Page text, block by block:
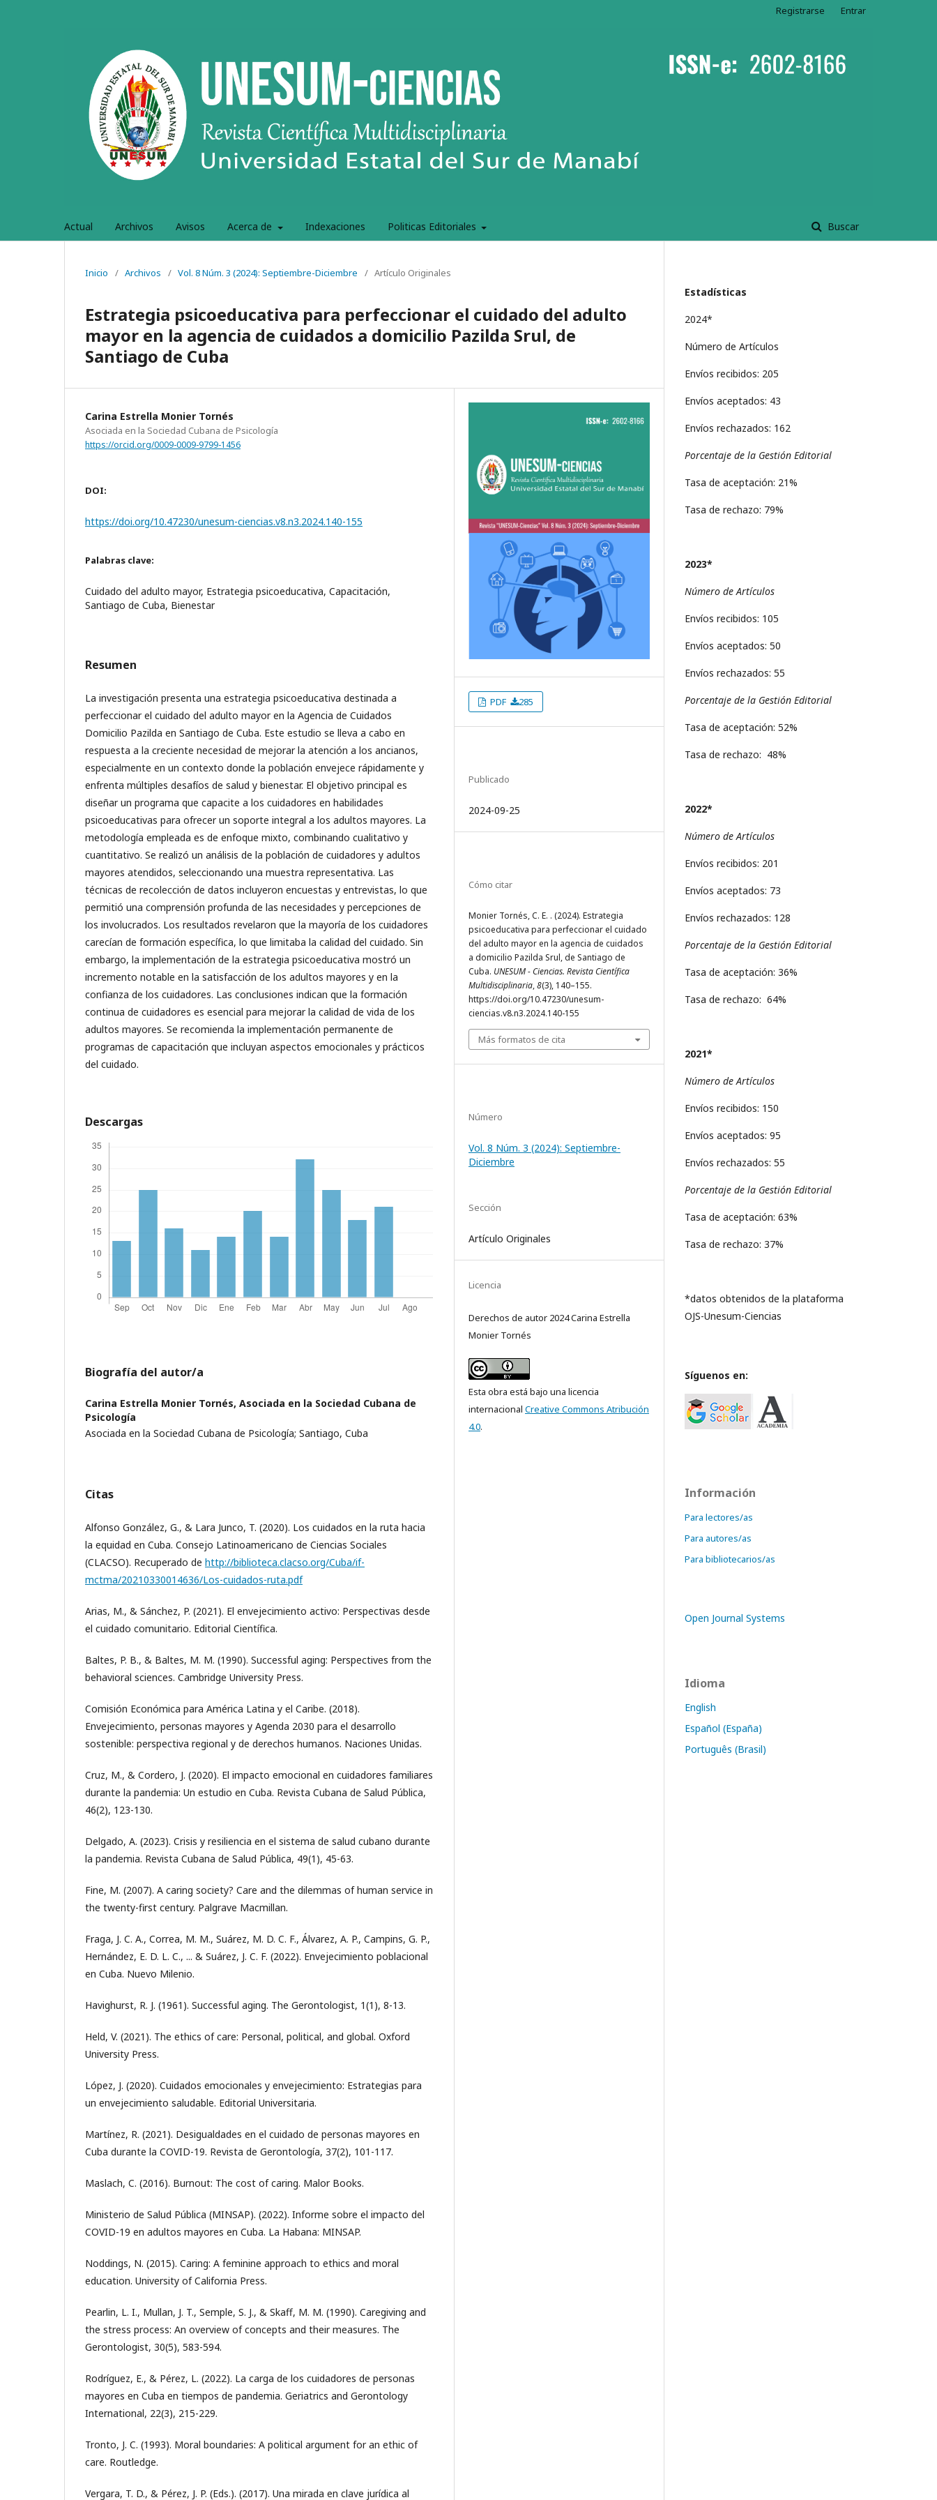
Actual Archivos Avisos Acerca de Indexaciones Politicas Editoriales Buscar
Registrarse Entrar
Inicio / Archivos / Vol. 8 Núm. 3 (2024): Septiembre-Diciembre / Artículo Originales
Estrategia psicoeducativa para perfeccionar el cuidado del adulto
mayor en la agencia de cuidados a domicilio Pazilda Srul, de
Santiago de Cuba
Carina Estrella Monier Tornés
Asociada en la Sociedad Cubana de Psicología
https://orcid.org/0009-0009-9799-1456
DOI:
https://doi.org/10.47230/unesum-ciencias.v8.n3.2024.140-155
Palabras clave:
Cuidado del adulto mayor, Estrategia psicoeducativa, Capacitación,
Santiago de Cuba, Bienestar
Resumen
La investigación presenta una estrategia psicoeducativa destinada a
perfeccionar el cuidado del adulto mayor en la Agencia de Cuidados
Domicilio Pazilda en Santiago de Cuba. Este estudio se lleva a cabo en
respuesta a la creciente necesidad de mejorar la atención a los ancianos,
especialmente en un contexto donde la población envejece rápidamente y
enfrenta múltiples desafíos de salud y bienestar. El objetivo principal es
diseñar un programa que capacite a los cuidadores en habilidades
psicoeducativas para ofrecer un soporte integral a los adultos mayores. La
metodología empleada es de enfoque mixto, combinando cualitativo y
cuantitativo. Se realizó un análisis de la población de cuidadores y adultos
mayores atendidos, seleccionando una muestra representativa. Las
técnicas de recolección de datos incluyeron encuestas y entrevistas, lo que
permitió una comprensión profunda de las necesidades y percepciones de
los involucrados. Los resultados revelaron que la mayoría de los cuidadores
carecían de formación específica, lo que limitaba la calidad del cuidado. Sin
embargo, la implementación de la estrategia psicoeducativa mostró un
incremento notable en la satisfacción de los adultos mayores y en la
confianza de los cuidadores. Las conclusiones indican que la formación
continua de cuidadores es esencial para mejorar la calidad de vida de los
adultos mayores. Se recomienda la implementación permanente de
programas de capacitación que incluyan aspectos emocionales y prácticos
del cuidado.
Descargas
Biografía del autor/a
Carina Estrella Monier Tornés, Asociada en la Sociedad Cubana de
Psicología
Asociada en la Sociedad Cubana de Psicología; Santiago, Cuba
Citas
Alfonso González, G., & Lara Junco, T. (2020). Los cuidados en la ruta hacia
la equidad en Cuba. Consejo Latinoamericano de Ciencias Sociales
(CLACSO). Recuperado de http://biblioteca.clacso.org/Cuba/if-
mctma/20210330014636/Los-cuidados-ruta.pdf
Arias, M., & Sánchez, P. (2021). El envejecimiento activo: Perspectivas desde
el cuidado comunitario. Editorial Científica.
Baltes, P. B., & Baltes, M. M. (1990). Successful aging: Perspectives from the
behavioral sciences. Cambridge University Press.
Comisión Económica para América Latina y el Caribe. (2018).
Envejecimiento, personas mayores y Agenda 2030 para el desarrollo
sostenible: perspectiva regional y de derechos humanos. Naciones Unidas.
Cruz, M., & Cordero, J. (2020). El impacto emocional en cuidadores familiares
durante la pandemia: Un estudio en Cuba. Revista Cubana de Salud Pública,
46(2), 123-130.
Delgado, A. (2023). Crisis y resiliencia en el sistema de salud cubano durante
la pandemia. Revista Cubana de Salud Pública, 49(1), 45-63.
Fine, M. (2007). A caring society? Care and the dilemmas of human service in
the twenty-first century. Palgrave Macmillan.
Fraga, J. C. A., Correa, M. M., Suárez, M. D. C. F., Álvarez, A. P., Campins, G. P.,
Hernández, E. D. L. C., ... & Suárez, J. C. F. (2022). Envejecimiento poblacional
en Cuba. Nuevo Milenio.
Havighurst, R. J. (1961). Successful aging. The Gerontologist, 1(1), 8-13.
Held, V. (2021). The ethics of care: Personal, political, and global. Oxford
University Press.
López, J. (2020). Cuidados emocionales y envejecimiento: Estrategias para
un envejecimiento saludable. Editorial Universitaria.
Martínez, R. (2021). Desigualdades en el cuidado de personas mayores en
Cuba durante la COVID-19. Revista de Gerontología, 37(2), 101-117.
Maslach, C. (2016). Burnout: The cost of caring. Malor Books.
Ministerio de Salud Pública (MINSAP). (2022). Informe sobre el impacto del
COVID-19 en adultos mayores en Cuba. La Habana: MINSAP.
Noddings, N. (2015). Caring: A feminine approach to ethics and moral
education. University of California Press.
Pearlin, L. I., Mullan, J. T., Semple, S. J., & Skaff, M. M. (1990). Caregiving and
the stress process: An overview of concepts and their measures. The
Gerontologist, 30(5), 583-594.
Rodríguez, E., & Pérez, L. (2022). La carga de los cuidadores de personas
mayores en Cuba en tiempos de pandemia. Geriatrics and Gerontology
International, 22(3), 215-229.
Tronto, J. C. (1993). Moral boundaries: A political argument for an ethic of
care. Routledge.
Vergara, T. D., & Pérez, J. P. (Eds.). (2017). Una mirada en clave jurídica al
PDF 285
Publicado
2024-09-25
Cómo citar
Monier Tornés, C. E. . (2024). Estrategia
psicoeducativa para perfeccionar el cuidado
del adulto mayor en la agencia de cuidados
a domicilio Pazilda Srul, de Santiago de
Cuba. UNESUM - Ciencias. Revista Científica
Multidisciplinaria,8(3), 140–155.
https://doi.org/10.47230/unesum-
ciencias.v8.n3.2024.140-155
Más formatos de cita
Número
Vol. 8 Núm. 3 (2024): Septiembre-
Diciembre
Sección
Artículo Originales
Licencia
Derechos de autor 2024 Carina Estrella
Monier Tornés
Esta obra está bajo una licencia
internacional Creative Commons Atribución
4.0.
Estadísticas
2024*
Número de Artículos
Envíos recibidos: 205
Envíos aceptados: 43
Envíos rechazados: 162
Porcentaje de la Gestión Editorial
Tasa de aceptación: 21%
Tasa de rechazo: 79%
2023*
Número de Artículos
Envíos recibidos: 105
Envíos aceptados: 50
Envíos rechazados: 55
Porcentaje de la Gestión Editorial
Tasa de aceptación: 52%
Tasa de rechazo: 48%
2022*
Número de Artículos
Envíos recibidos: 201
Envíos aceptados: 73
Envíos rechazados: 128
Porcentaje de la Gestión Editorial
Tasa de aceptación: 36%
Tasa de rechazo: 64%
2021*
Número de Artículos
Envíos recibidos: 150
Envíos aceptados: 95
Envíos rechazados: 55
Porcentaje de la Gestión Editorial
Tasa de aceptación: 63%
Tasa de rechazo: 37%
*datos obtenidos de la plataforma
OJS-Unesum-Ciencias
Síguenos en:
Información
Para lectores/as
Para autores/as
Para bibliotecarios/as
Open Journal Systems
Idioma
English
Español (España)
Português (Brasil)